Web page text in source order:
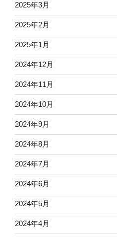
2025年3月
2025年2月
2025年1月
2024年12月
2024年11月
2024年10月
2024年9月
2024年8月
2024年7月
2024年6月
2024年5月
2024年4月